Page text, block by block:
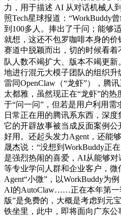
力，用于描述 AI 从对话机械人
照Tech星球报道：“WorkBuddy
到100多人。捧出了千问；能够
就想，这还不包罗咖啡本身的价
赛道中脱颖而出，切的时候看
队人数不竭扩大、版本不竭更
地进行混元大模子团队的组织升
雷同OpenClaw（“龙虾”），腾
太都雅，虽然现正在“龙虾”的
于“问一问”，但若是用户利用需
日常正在用的腾讯系东西，深度
它的开辟故事被当成反面案例公
好用。还起头发力Agent，还能
晟杰说：“没想到WorkBuddy正
是强烈热闹的喜爱，AI从能够
等专业学问人群和企业客户，
Agent“小微”，以WorkBuddy为
AI的AutoClaw……正在本年第一
版”是免费的，大概是考虑到元
铁坐里，此中，即将面向广东